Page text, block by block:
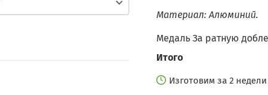
Материал: Алюминий.
Медаль За ратную
Итого
Изготовим за 2 недели